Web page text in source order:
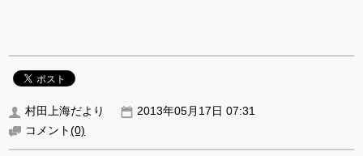
村田上海だより
2013年05月17日 07:31
コメント(0)